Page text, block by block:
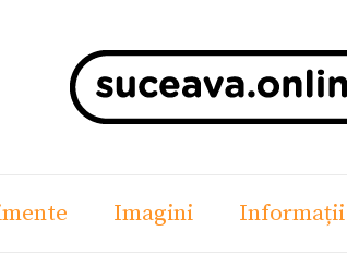
Imagini Informații